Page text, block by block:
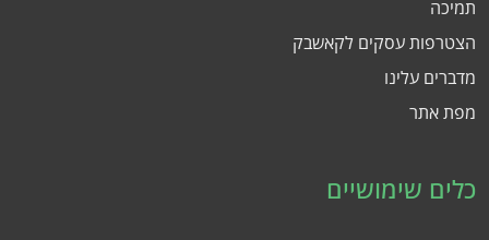
תמיכה
הצטרפות עסקים לקאשבק
מדברים עלינו
מפת אתר
כלים שימושיים